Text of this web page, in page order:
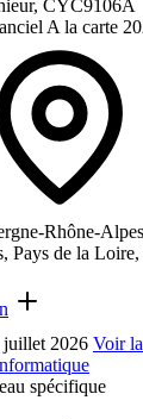
CYC9106A
A la carte
Rhône-
Pays de la
juillet 2026 Voir
spécifique